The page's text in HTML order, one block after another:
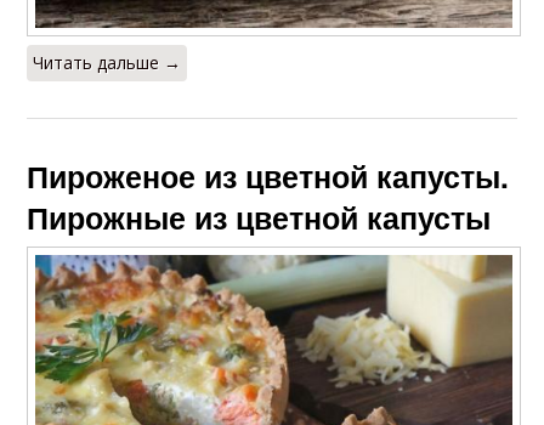
Читать дальше →
Пироженое из цветной капусты.
Пирожные из цветной капусты